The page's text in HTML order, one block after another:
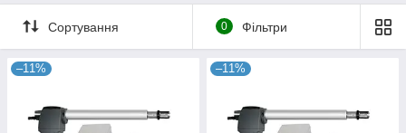
Сортування 0 Фільтри
–11% –11%